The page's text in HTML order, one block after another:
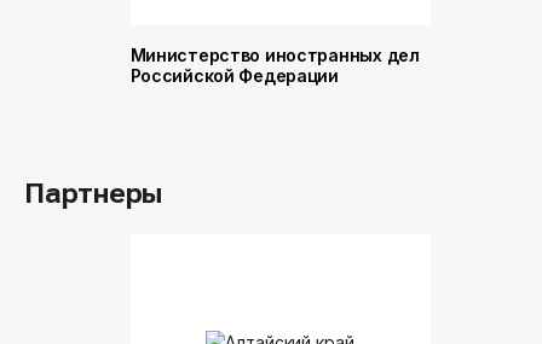
Министерство иностранных дел
Российской Федерации
Партнеры